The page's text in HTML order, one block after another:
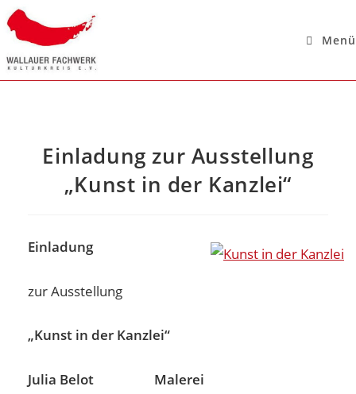
Menü
Einladung zur Ausstellung
„Kunst in der Kanzlei“
Einladung
zur Ausstellung
„Kunst in der Kanzlei“
Julia Belot Malerei